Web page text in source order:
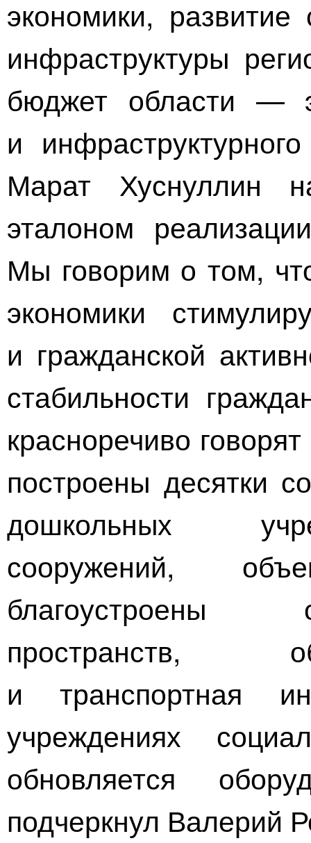
экономики,
инфраструктуры
бюджет области —
и
Марат Хуснуллин
эталоном
Мы говорим о том,
экономики
и гражданской
стабильности
красноречиво
построены десятки
дошкольных
сооружений,
благоустроены
пространств,
и транспортная
учреждениях
обновляется
подчеркнул Валерий